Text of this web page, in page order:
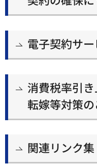
電子契約サ
消費税率引
転嫁等対策
関連リンク集